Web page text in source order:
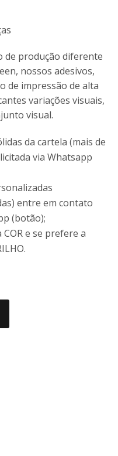
de produção diferente
nossos adesivos,
de impressão de alta
variações visuais,
visual.
da cartela (mais de
via Whatsapp
entre em contato
(botão);
e se prefere a